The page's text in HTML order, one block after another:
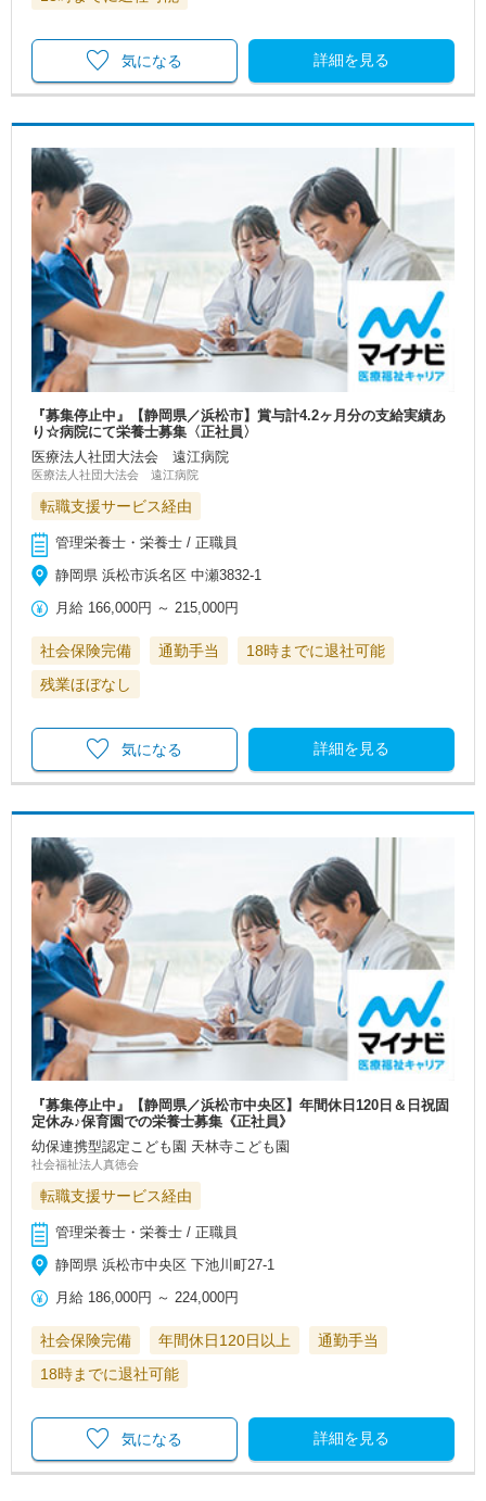
詳細を見る
気になる
『募集停止中』【静岡県／浜松市】賞与計4.2ヶ月分の支給実績あ
り☆病院にて栄養士募集〈正社員〉
医療法人社団大法会 遠江病院
医療法人社団大法会 遠江病院
転職支援サービス経由
管理栄養士・栄養士 / 正職員
静岡県 浜松市浜名区 中瀬3832-1
月給 166,000円 ～215,000円
社会保険完備 通勤手当
18時までに退社可能
残業ほぼなし
詳細を見る
気になる
『募集停止中』【静岡県／浜松市中央区】年間休日120日＆日祝固
定休み♪保育園での栄養士募集《正社員》
幼保連携型認定こども園 天林寺こども園
社会福祉法人真徳会
転職支援サービス経由
管理栄養士・栄養士 / 正職員
静岡県 浜松市中央区 下池川町27-1
月給 186,000円 ～ 224,000円
社会保険完備 年間休日120日以上
通勤手当
18時までに退社可能
詳細を見る
気になる